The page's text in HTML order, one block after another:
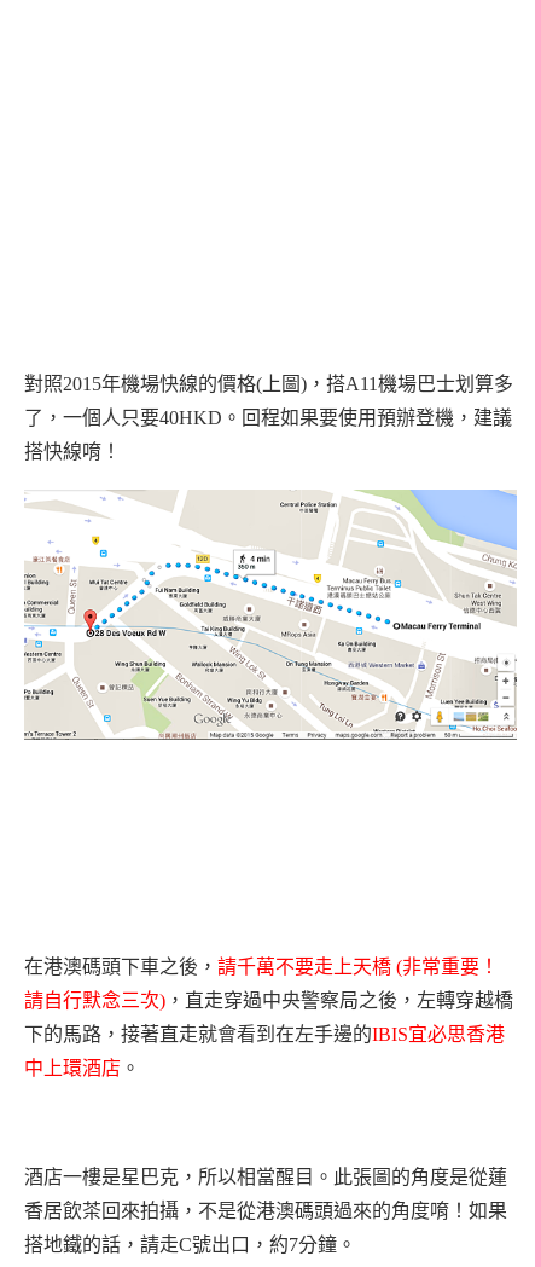
對照2015年機場快線的價格(上圖)，搭A11機場巴士划算多
了，一個人只要40HKD。回程如果要使用預辦登機，建議
搭快線唷！
在港澳碼頭下車之後， 請千萬不要走上天橋 (非常重要！
請自行默念三次) ，直走穿過中央警察局之後，左轉穿越橋
下的馬路，接著直走就會看到在左手邊的IBIS宜必思香港
中上環酒店 。
酒店一樓是星巴克，所以相當醒目。此張圖的角度是從蓮
香居飲茶回來拍攝，不是從港澳碼頭過來的角度唷！如果
搭地鐵的話，請走C號出口，約7分鐘。